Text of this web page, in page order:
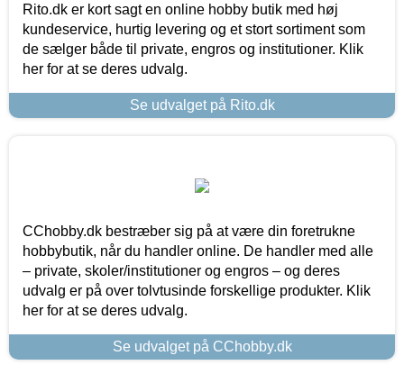
Rito.dk er kort sagt en online hobby butik med høj
kundeservice, hurtig levering og et stort sortiment som
de sælger både til private, engros og institutioner. Klik
her for at se deres udvalg.
Se udvalget på Rito.dk
CChobby.dk bestræber sig på at være din foretrukne
hobbybutik, når du handler online. De handler med alle
– private, skoler/institutioner og engros – og deres
udvalg er på over tolvtusinde forskellige produkter. Klik
her for at se deres udvalg.
Se udvalget på CChobby.dk